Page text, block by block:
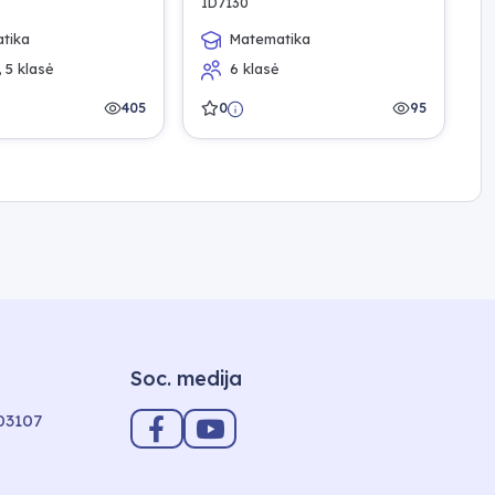
5 klasė
405
Matematika
6 klasė
0 95
Soc. medija